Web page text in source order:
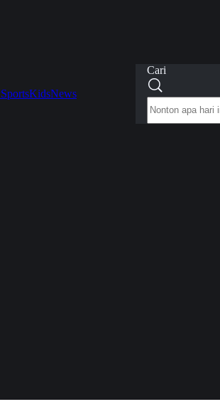
SportsKidsNews
Cari